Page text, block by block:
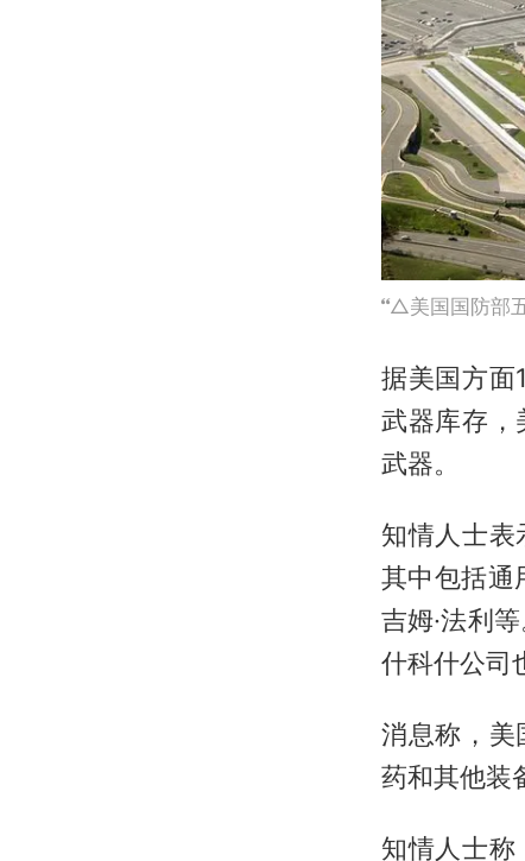
△美国国防部
据美国方面
武器库存，
武器。
知情人士表
其中包括通
吉姆·法利
什科什公司
消息称，美
药和其他装
知情人士称